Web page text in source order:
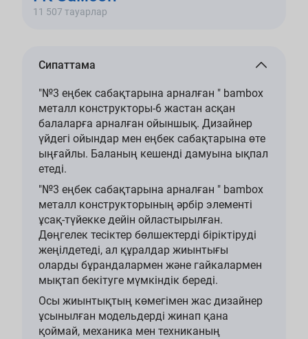
11 507 тауарлар
Сипаттама
"№3 еңбек сабақтарына арналған " bambox
металл конструкторы-6 жастан асқан
балаларға арналған ойыншық. Дизайнер
үйдегі ойындар мен еңбек сабақтарына өте
ыңғайлы. Баланың кешенді дамуына ықпал
етеді.
"№3 еңбек сабақтарына арналған " bambox
металл конструкторының әрбір элементі
ұсақ-түйекке дейін ойластырылған.
Дөңгелек тесіктер бөлшектерді біріктіруді
жеңілдетеді, ал құралдар жиынтығы
оларды бұрандалармен және гайкалармен
мықтап бекітуге мүмкіндік береді.
Осы жиынтықтың көмегімен жас дизайнер
ұсынылған модельдерді жинап қана
қоймай, механика мен техниканың